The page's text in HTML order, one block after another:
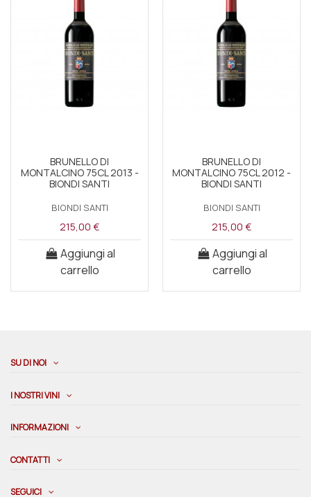
BRUNELLO DI
MONTALCINO 75CL 2013 -
BIONDI SANTI
BIONDI SANTI
215,00 €
Aggiungi al
carrello
BRUNELLO DI
MONTALCINO 75CL 2012 -
BIONDI SANTI
BIONDI SANTI
215,00 €
Aggiungi al
carrello
SU DI NOI
I NOSTRI VINI
INFORMAZIONI
CONTATTI
SEGUICI